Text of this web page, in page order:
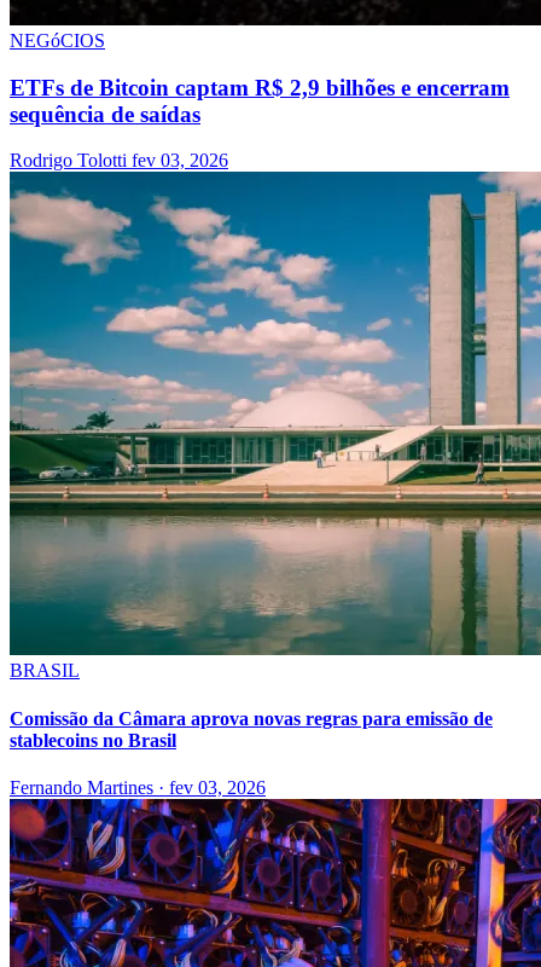
NEGóCIOS
ETFs de Bitcoin captam R$ 2,9 bilhões e encerram
sequência de saídas
Rodrigo Tolotti fev 03, 2026
BRASIL
Comissão da Câmara aprova novas regras para emissão de
stablecoins no Brasil
Fernando Martines · fev 03, 2026